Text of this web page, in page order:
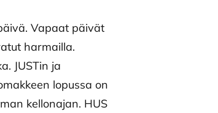
Vapaat päivät
harmailla.
JUSTin ja
lopussa on
kellonajan. HUS